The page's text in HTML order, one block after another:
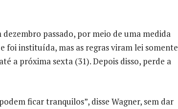
passado, por meio de uma medida
foi instituída, mas as regras viram lei somente
a próxima sexta (31). Depois disso, perde a
ficar tranquilos”, disse Wagner, sem dar